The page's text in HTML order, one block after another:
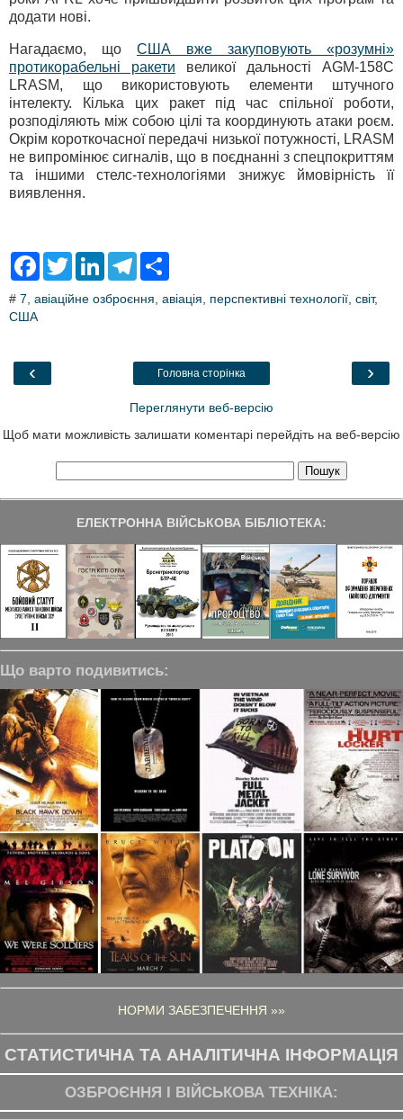
додати нові.
Нагадаємо, що США вже закуповують «розумні»
протикорабельні ракети великої дальності AGM-158C
LRASM, що використовують елементи штучного
інтелекту. Кілька цих ракет під час спільної роботи,
розподіляють між собою цілі та координують атаки роєм.
Окрім короткочасної передачі низької потужності, LRASM
не випромінює сигналів, що в поєднанні з спецпокриттям
та іншими стелс-технологіями знижує ймовірність її
виявлення.
F
e
k
T
t
L
k
T
e
m
r
# 7, авіаційне озброєння, авіація, перспективні технології, світ,
США
‹ ›
Головна сторінка
Переглянути веб-версію
Щоб мати можливість залишати коментарі перейдіть на веб-версію
ЕЛЕКТРОННА ВІЙСЬКОВА БІБЛІОТЕКА:
Що варто подивитись:
НОРМИ ЗАБЕЗПЕЧЕННЯ »»
СТАТИСТИЧНА ТА АНАЛІТИЧНА ІНФОРМАЦІЯ
ОЗБРОЄННЯ І ВІЙСЬКОВА ТЕХНІКА: